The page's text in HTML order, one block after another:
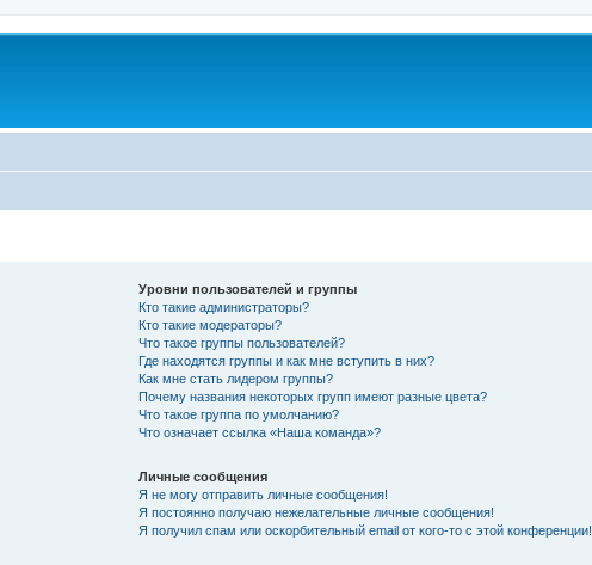
Уровни пользователей и группы
Кто такие администраторы?
Кто такие модераторы?
Что такое группы пользователей?
Где находятся группы и как мне вступить в них?
Как мне стать лидером группы?
Почему названия некоторых групп имеют разные цвета?
Что такое группа по умолчанию?
Что означает ссылка «Наша команда»?
Личные сообщения
Я не могу отправить личные сообщения!
Я постоянно получаю нежелательные личные сообщения!
Я получил спам или оскорбительный email от кого-то с этой конференции!